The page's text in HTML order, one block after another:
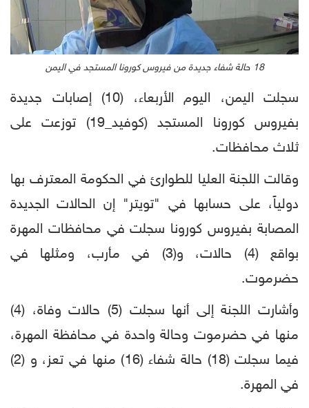
18 حالة شفاء جديدة من فيروس كورونا المستجد في اليمن
سجلت اليمن، اليوم الأربعاء، (10) إصابات جديدة
بفيروس كورونا المستجد (كوفيد_19) توزعت على
ثلاث محافظات.
وقالت اللجنة العليا للطوارئ في الحكومة المعترف بها
دولياً، على حسابها في "تويتر" إن الحالات الجديدة
المصابة بفيروس كورونا سجلت في محافظات المهرة
بواقع (4) حالات، و(3) في مأرب، ومثلها في
حضرموت.
وأشارت اللجنة إلى أنها سجلت (5) حالات وفاة، (4)
منها في حضرموت وحالة واحدة في محافظة المهرة،
فيما سجلت (18) حالة شفاء (16) منها في تعز، و (2)
في المهرة.